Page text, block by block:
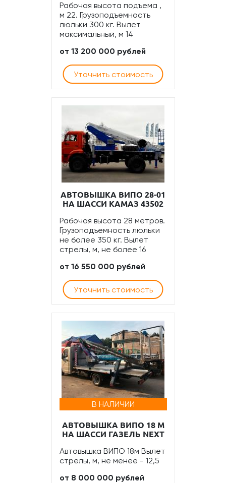
Рабочая высота подъема ,
м 22. Грузоподъемность
люльки 300 кг. Вылет
максимальный, м 14
от 13 200 000 рублей
Уточнить стоимость
АВТОВЫШКА ВИПО 28-01
НА ШАССИ КАМАЗ 43502
Рабочая высота 28 метров.
Грузоподъемность люльки
не более 350 кг. Вылет
стрелы, м, не более 16
от 16 550 000 рублей
Уточнить стоимость
В НАЛИЧИИ
АВТОВЫШКА ВИПО 18 М
НА ШАССИ ГАЗЕЛЬ NEXT
Автовышка ВИПО 18м Вылет
стрелы, м, не менее - 12,5
от 8 000 000 рублей